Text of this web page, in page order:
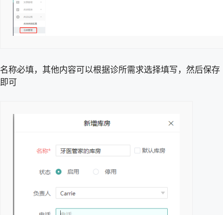
名称必填，其他内容可以根据诊所需求选择填写，然后保存
即可